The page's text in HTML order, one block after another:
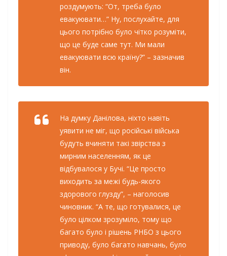
роздумують: “От, треба було
евакуювати…” Ну, послухайте, для
цього потрібно було чітко розуміти,
що це буде саме тут. Ми мали
евакуювати всю країну?” – зазначив
він.
На думку Данілова, ніхто навіть
уявити не міг, що російські війська
будуть вчиняти такі звірства з
мирним населенням, як це
відбувалося у Бучі. “Це просто
виходить за межі будь-якого
здорового глузду”, – наголосив
чиновник. “А те, що готувалися, це
було цілком зрозуміло, тому що
багато було і рішень РНБО з цього
приводу, було багато навчань, було